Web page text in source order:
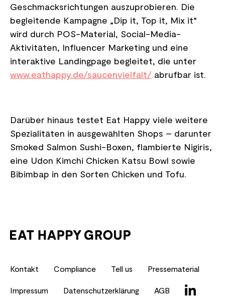
Geschmacksrichtungen auszuprobieren. Die
begleitende Kampagne „Dip it, Top it, Mix it“
wird durch POS-Material, Social-Media-
Aktivitäten, Influencer Marketing und eine
interaktive Landingpage begleitet, die unter
www.eathappy.de/saucenvielfalt/ abrufbar ist.
Darüber hinaus testet Eat Happy viele weitere
Spezialitäten in ausgewählten Shops – darunter
Smoked Salmon Sushi-Boxen, flambierte Nigiris,
eine Udon Kimchi Chicken Katsu Bowl sowie
Bibimbap in den Sorten Chicken und Tofu.
Kontakt Compliance Tell us Pressematerial
Impressum Datenschutzerklärung AGB